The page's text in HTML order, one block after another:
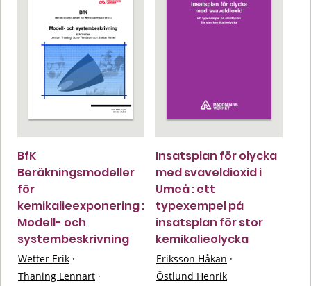
BfK
Beräkningsmodeller
för
kemikalieexponering :
Modell- och
systembeskrivning
Wetter Erik ·
Thaning Lennart ·
Insatsplan för olycka
med svaveldioxid i
Umeå : ett
typexempel på
insatsplan för stor
kemikalieolycka
Eriksson Håkan ·
Östlund Henrik